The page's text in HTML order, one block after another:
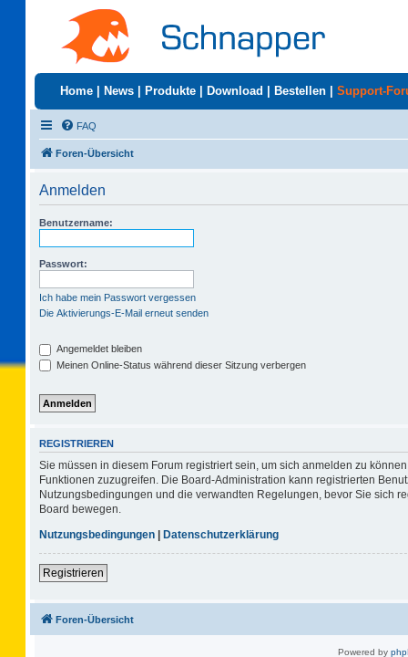
Home News Produkte Download Bestellen Support-
FAQ
Foren-Übersicht
Anmelden
Benutzername:
Passwort:
Ich habe mein Passwort vergessen
Die Aktivierungs-E-Mail erneut senden
Angemeldet bleiben
Meinen Online-Status während dieser Sitzung verbergen
REGISTRIEREN
Sie müssen in diesem Forum registriert sein, um sich anmelden zu
Funktionen zuzugreifen. Die Board-Administration kann registrierten
Nutzungsbedingungen und die verwandten Regelungen, bevor Sie sich
Board bewegen.
Nutzungsbedingungen | Datenschutzerklärung
Registrieren
Foren-Übersicht
Powered by